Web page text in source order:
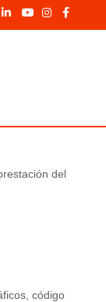
del
código